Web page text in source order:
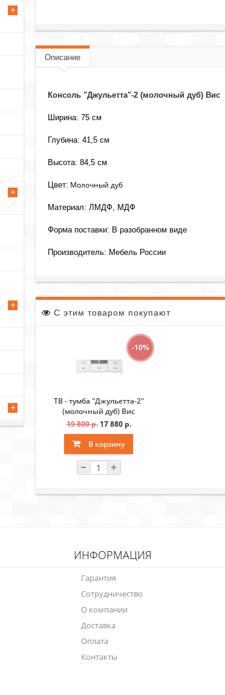
Описание
Консоль "Джульетта"-2 (молочный дуб) Вис
Ширина: 75 см
Глубина: 41,5 см
Высота: 84,5 см
Цвет: Молочный дуб
Материал: ЛМДФ, МДФ
Форма поставки: В разобранном виде
Производитель: Мебель России
С этим товаром покупают
-10%
ТВ - тумба "Джульетта-2"
(молочный дуб) Вис
19 800 р. 17 880 р.
В корзину
ИНФОРМАЦИЯ
Гарантия
Сотрудничество
О компании
Доставка
Оплата
Контакты